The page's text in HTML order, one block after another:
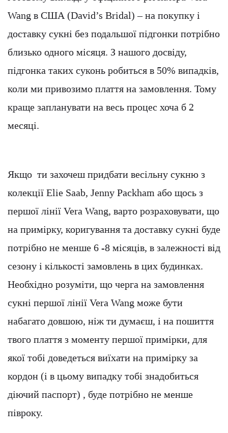
Wang в США (David’s Bridal) – на покупку і
доставку сукні без подальшої підгонки потрібно
близько одного місяця. З нашого досвіду,
підгонка таких суконь робиться в 50% випадків,
коли ми привозимо плаття на замовлення. Тому
краще запланувати на весь процес хоча б 2
месяці.
Якщо ти захочеш придбати весільну сукню з
колекції Elie Saab, Jenny Packham або щось з
першої лінії Vera Wang, варто розраховувати, що
на примірку, коригування та доставку сукні буде
потрібно не менше 6 -8 місяців, в залежності від
сезону і кількості замовлень в цих будинках.
Необхідно розуміти, що черга на замовлення
сукні першої лінії Vera Wang може бути
набагато довшою, ніж ти думаєш, і на пошиття
твого плаття з моменту першої примірки, для
якої тобі доведеться виїхати на примірку за
кордон (і в цьому випадку тобі знадобиться
діючий паспорт) , буде потрібно не менше
півроку.